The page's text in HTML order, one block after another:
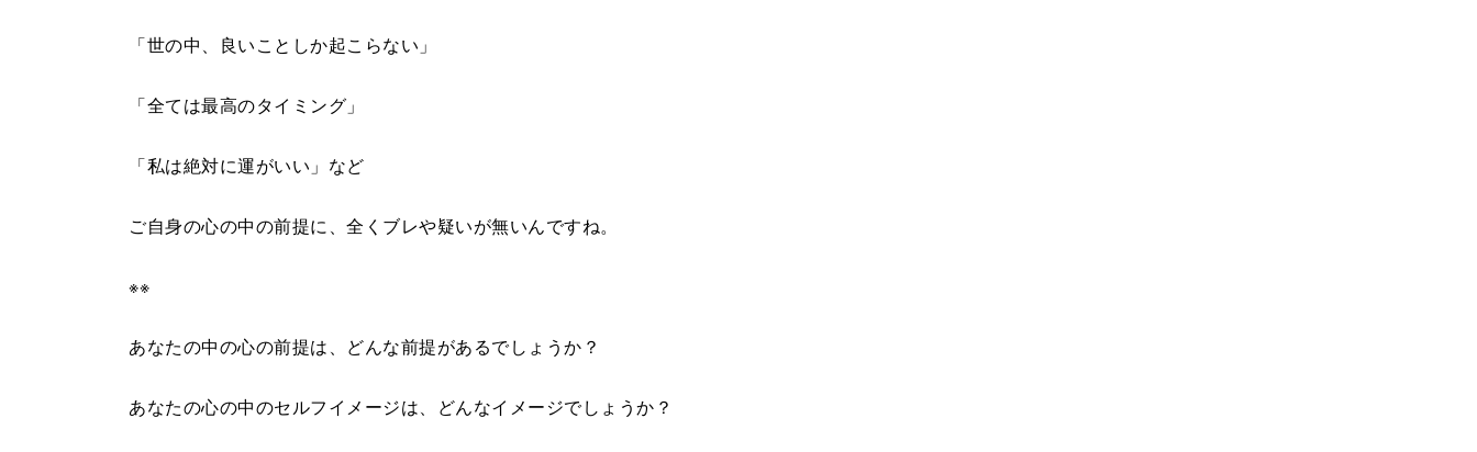
「世の中、良いことしか起こらない」
「全ては最高のタイミング」
「私は絶対に運がいい」など
ご自身の心の中の前提に、全くブレや疑いが無いんですね。
※※
あなたの中の心の前提は、どんな前提があるでしょうか？
あなたの心の中のセルフイメージは、どんなイメージでしょうか？